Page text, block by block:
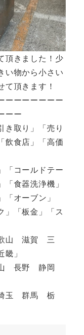
頂きました！少
い物から小さい
て頂きます！
ーーーーーーー
ーー
き取り」「売り
飲食店」「高価
「コールドテー
食器洗浄機」
「オーブン」
」「板金」「ス
山 滋賀 三
」
長野 静岡
玉 群馬 栃